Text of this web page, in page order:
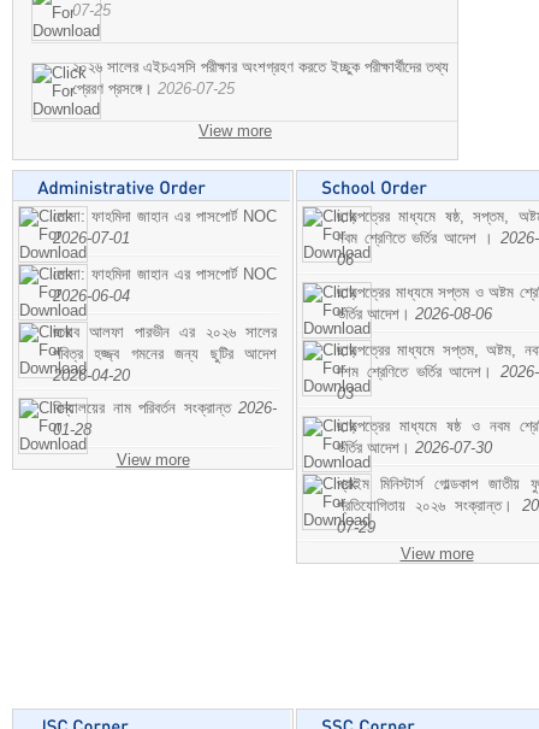
07-25
২০২৬ সালের এইচএসসি পরীক্ষার অংশগ্রহণ করতে ইচ্ছুক পরীক্ষার্থীদের তথ্য
প্রেরণ প্রসঙ্গে। 2026-07-25
View more
মোসা: ফাহমিদা জাহান এর পাসপোর্ট NOC
2026-07-01
মোসা: ফাহমিদা জাহান এর পাসপোর্ট NOC
2026-06-04
জনাব আলফা পারভীন এর ২০২৬ সালের
পবিত্র হজ্জ্ব গমনের জন্য ছুটির আদেশ
2026-04-20
বিদ্যালয়ের নাম পরিবর্তন সংক্রান্ত 2026-
01-28
View more
ছাড়পত্রের মাধ্যমে ষষ্ঠ, সপ্তম,
নবম শ্রেণিতে ভর্তির আদেশ ।
06
ছাড়পত্রের মাধ্যমে সপ্তম ও অষ্টম
ভর্তির আদেশ। 2026-08-06
ছাড়পত্রের মাধ্যমে সপ্তম, অষ্টম,
দশম শ্রেণিতে ভর্তির আদেশ।
03
ছাড়পত্রের মাধ্যমে ষষ্ঠ ও নবম
ভর্তির আদেশ। 2026-07-30
প্রাইম মিনিস্টার্স গোল্ডকাপ জাতীয়
প্রতিযোগিতায় ২০২৬ সংক্রান্ত।
07-29
View more